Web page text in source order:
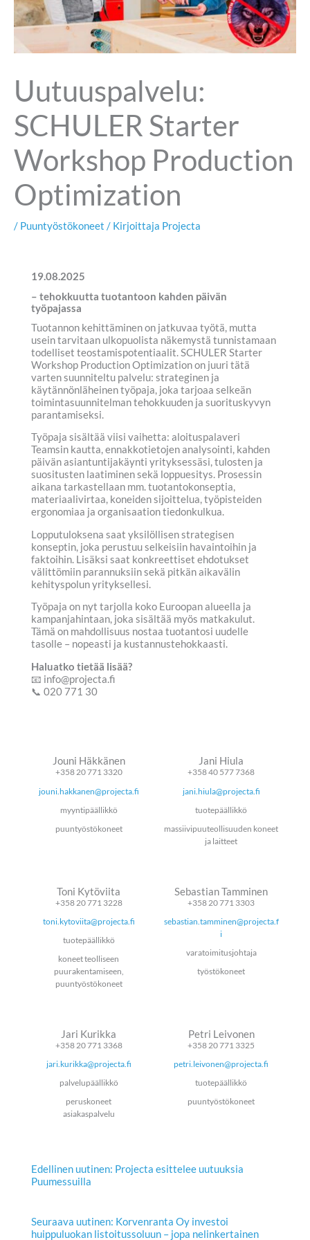
Uutuuspalvelu:
SCHULER Starter
Workshop Production
Optimization
/ Puuntyöstökoneet / Kirjoittaja Projecta
19.08.2025
– tehokkuutta tuotantoon kahden päivän
työpajassa
Tuotannon kehittäminen on jatkuvaa työtä, mutta
usein tarvitaan ulkopuolista näkemystä tunnistamaan
todelliset teostamispotentiaalit. SCHULER Starter
Workshop Production Optimization on juuri tätä
varten suunniteltu palvelu: strateginen ja
käytännönläheinen työpaja, joka tarjoaa selkeän
toimintasuunnitelman tehokkuuden ja suorituskyvyn
parantamiseksi.
Työpaja sisältää viisi vaihetta: aloituspalaveri
Teamsin kautta, ennakkotietojen analysointi, kahden
päivän asiantuntijakäynti yrityksessäsi, tulosten ja
suositusten laatiminen sekä loppuesitys. Prosessin
aikana tarkastellaan mm. tuotantokonseptia,
materiaalivirtaa, koneiden sijoittelua, työpisteiden
ergonomiaa ja organisaation tiedonkulkua.
Lopputuloksena saat yksilöllisen strategisen
konseptin, joka perustuu selkeisiin havaintoihin ja
faktoihin. Lisäksi saat konkreettiset ehdotukset
välittömiin parannuksiin sekä pitkän aikavälin
kehityspolun yrityksellesi.
Työpaja on nyt tarjolla koko Euroopan alueella ja
kampanjahintaan, joka sisältää myös matkakulut.
Tämä on mahdollisuus nostaa tuotantosi uudelle
tasolle – nopeasti ja kustannustehokkaasti.
Haluatko tietää lisää?
📧 info@projecta.fi
📞 020 771 30
Jouni Häkkänen
+358 20 771 3320
jouni.hakkanen@projecta.fi
myyntipäällikkö
puuntyöstökoneet
Jani Hiula
+358 40 577 7368
jani.hiula@projecta.fi
tuotepäällikkö
massiivipuuteollisuuden koneet
ja laitteet
Toni Kytöviita
+358 20 771 3228
toni.kytoviita@projecta.fi
tuotepäällikkö
koneet teolliseen
puurakentamiseen,
puuntyöstökoneet
Sebastian Tamminen
+358 20 771 3303
sebastian.tamminen@projecta.f
i
varatoimitusjohtaja
työstökoneet
Jari Kurikka
+358 20 771 3368
jari.kurikka@projecta.fi
palvelupäällikkö
peruskoneet
asiakaspalvelu
Petri Leivonen
+358 20 771 3325
petri.leivonen@projecta.fi
tuotepäällikkö
puuntyöstökoneet
Edellinen uutinen: Projecta esittelee uutuuksia
Puumessuilla
Seuraava uutinen: Korvenranta Oy investoi
huippuluokan listoitussoluun – jopa nelinkertainen